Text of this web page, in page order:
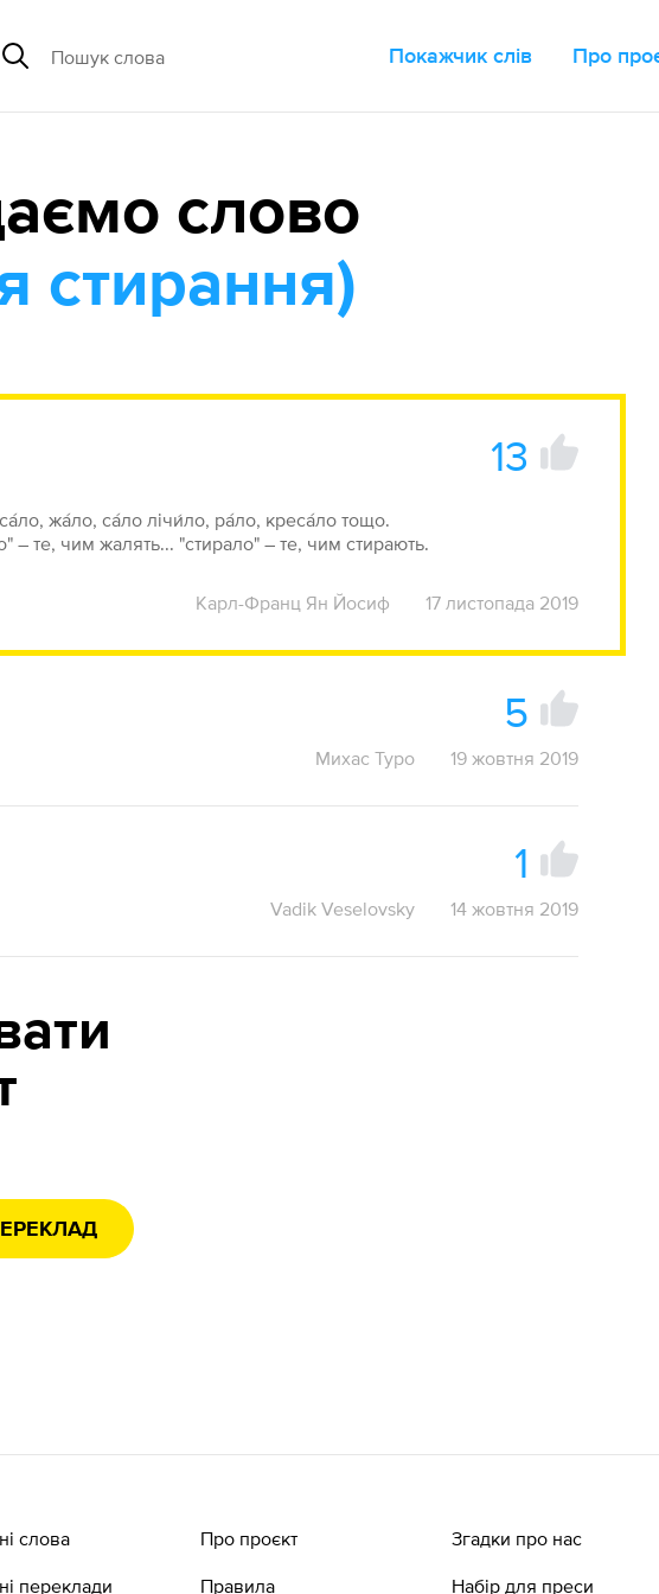
Покажчик слів Про
слово
стирання)
13
жа́ло, са́ло лічи́ло, ра́ло, креса́ло тощо.
– те, чим жалять... "стирало" – те, чим стирають.
Карл-Франц Ян Йосиф 17 листопада 2019
5
Михас Туро 19 жовтня 2019
1
Vadik Veselovsky 14 жовтня 2019
слова
переклади
Про проєкт
Правила
Згадки про нас
Набір для преси